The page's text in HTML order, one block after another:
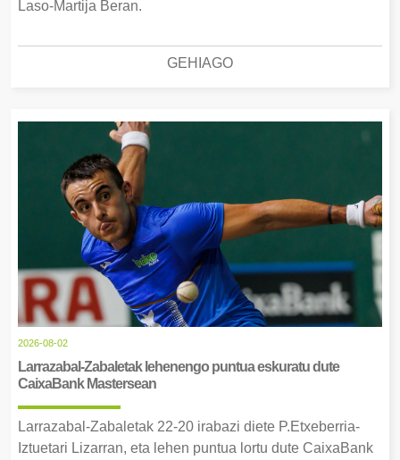
Laso-Martija Beran.
GEHIAGO
2026-08-02
Larrazabal-Zabaletak lehenengo puntua eskuratu dute
CaixaBank Mastersean
Larrazabal-Zabaletak 22-20 irabazi diete P.Etxeberria-
Iztuetari Lizarran, eta lehen puntua lortu dute CaixaBank